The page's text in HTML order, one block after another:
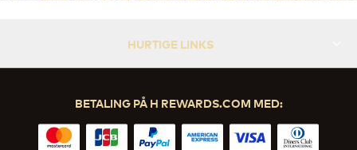
HURTIGE LINKS
BETALING PÅ H REWARDS.COM MED: